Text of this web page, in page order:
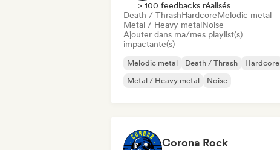
> 100 feedbacks réalisés
Death / ThrashHardcoreMelodic metal
Metal / Heavy metalNoise
Ajouter dans ma/mes playlist(s)
impactante(s)
Melodic metal Death / Thrash
Hardcore
Metal / Heavy metal
Noise
Corona Rock